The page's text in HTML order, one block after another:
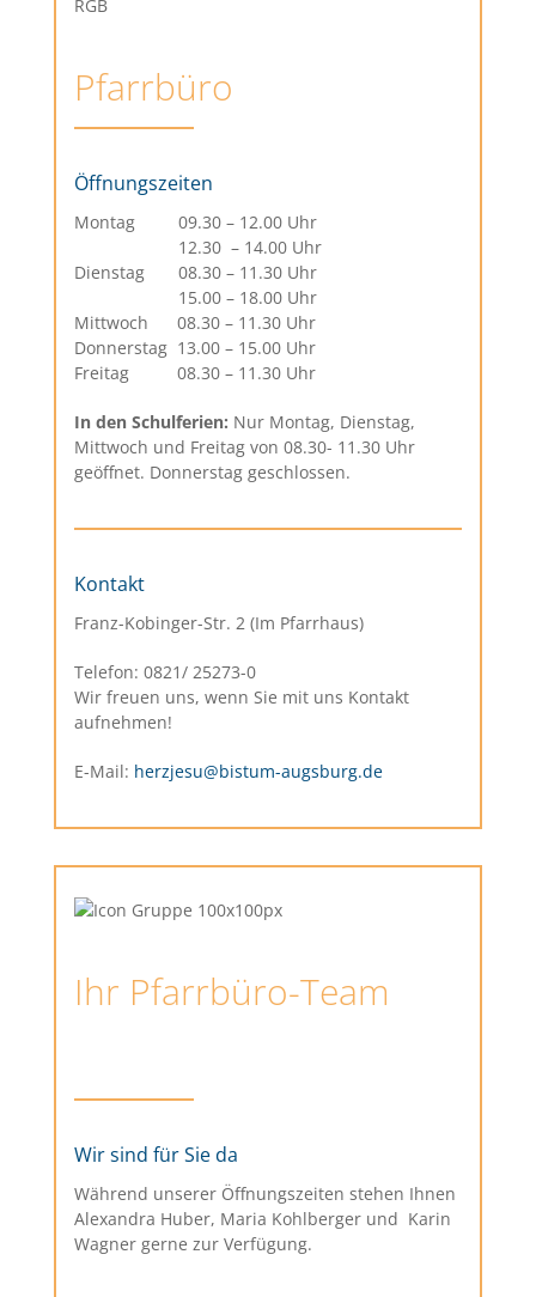
Pfarrbüro
Öffnungszeiten
Montag 09.30 – 12.00 Uhr
12.30 – 14.00 Uhr
Dienstag 08.30 – 11.30 Uhr
15.00 – 18.00 Uhr
Mittwoch 08.30 – 11.30 Uhr
Donnerstag 13.00 – 15.00 Uhr
Freitag 08.30 – 11.30 Uhr
In den Schulferien: Nur Montag, Dienstag,
Mittwoch und Freitag von 08.30- 11.30 Uhr
geöffnet. Donnerstag geschlossen.
Kontakt
Franz-Kobinger-Str. 2 (Im Pfarrhaus)
Telefon: 0821/ 25273-0
Wir freuen uns, wenn Sie mit uns Kontakt
aufnehmen!
E-Mail: herzjesu@bistum-augsburg.de
Ihr Pfarrbüro-Team
Wir sind für Sie da
Während unserer Öffnungszeiten stehen Ihnen
Alexandra Huber, Maria Kohlberger und Karin
Wagner gerne zur Verfügung.